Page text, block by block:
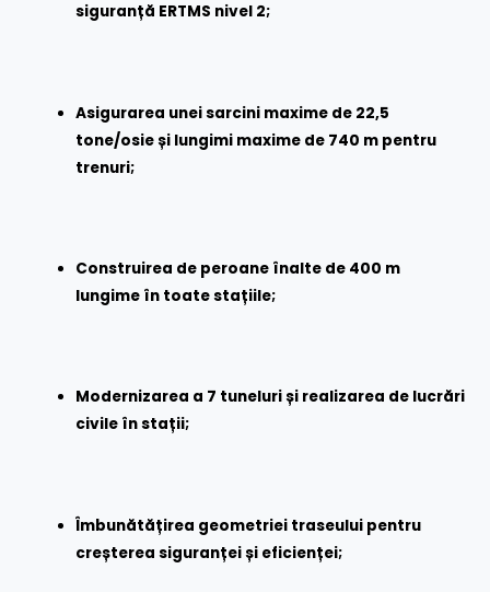
siguranță ERTMS nivel 2;
Asigurarea unei sarcini maxime de 22,5
tone/osie și lungimi maxime de 740 m pentru
trenuri;
Construirea de peroane înalte de 400 m
lungime în toate stațiile;
Modernizarea a 7 tuneluri și realizarea de lucrări
civile în stații;
Îmbunătățirea geometriei traseului pentru
creșterea siguranței și eficienței;